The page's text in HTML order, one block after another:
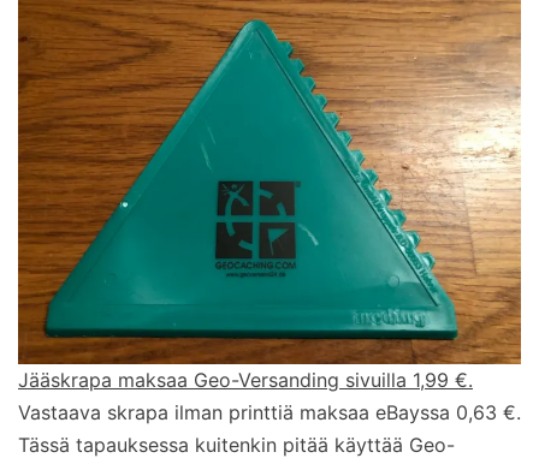
Jääskrapa maksaa Geo-Versanding sivuilla 1,99 €.
Vastaava skrapa ilman printtiä maksaa eBayssa 0,63 €.
Tässä tapauksessa kuitenkin pitää käyttää Geo-